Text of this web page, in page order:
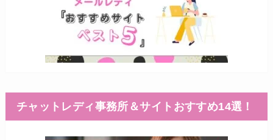
チャットレディ事務所＆サイトおすすめ14選！